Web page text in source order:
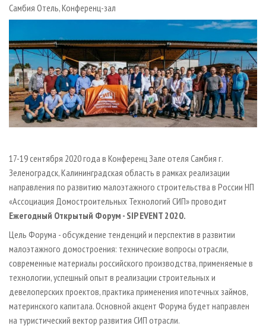
ЦБП
ГАЗЕТА ЛЕСПРОМФОРУМ
Самбия Отель, Конференц-зал
17-19 сентября 2020 года в Конференц Зале отеля Самбия г.
Зеленоградск, Калининградская область в рамках реализации
направления по развитию малоэтажного строительства в России НП
«Ассоциация Домостроительных Технологий СИП» проводит
Ежегодный Открытый Форум - SIP EVENT 2020.
Цель Форума - обсуждение тенденций и перспектив в развитии
малоэтажного домостроения: технические вопросы отрасли,
современные материалы российского производства, применяемые в
технологии, успешный опыт в реализации строительных и
девелоперских проектов, практика применения ипотечных займов,
материнского капитала. Основной акцент Форума будет направлен
на туристический вектор развития СИП отрасли.